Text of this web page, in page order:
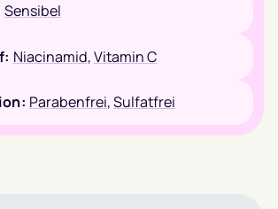
Sensibel
Niacinamid,Vitamin C
Parabenfrei,Sulfatfrei